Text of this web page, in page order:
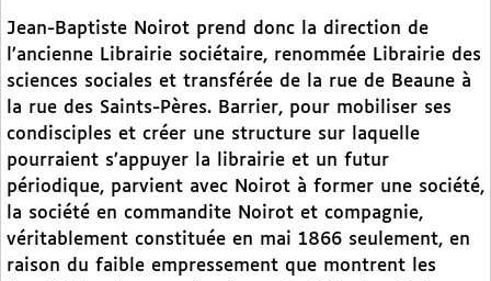
Jean-Baptiste Noirot prend donc la direction de
l’ancienne Librairie sociétaire, renommée Librairie des
sciences sociales et transférée de la rue de Beaune à
la rue des Saints-Pères. Barrier, pour mobiliser ses
condisciples et créer une structure sur laquelle
pourraient s’appuyer la librairie et un futur
périodique, parvient avec Noirot à former une société,
la société en commandite Noirot et compagnie,
véritablement constituée en mai 1866 seulement, en
raison du faible empressement que montrent les